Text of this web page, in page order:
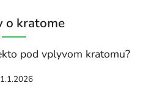
o kratome
pod vplyvom kratomu?